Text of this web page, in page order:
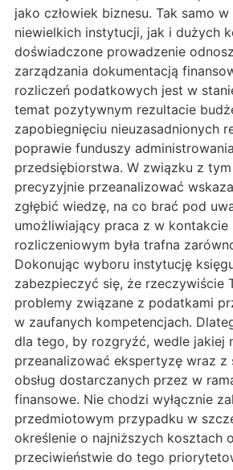
jako człowiek biznesu. Tak samo
niewielkich instytucji, jak i dużych
doświadczone prowadzenie
zarządzania dokumentacją
rozliczeń podatkowych jest w
temat pozytywnym rezultacie
zapobiegnięciu nieuzasadnionych
poprawie funduszy administrowania
przedsiębiorstwa. W związku z
precyzyjnie przeanalizować
zgłębić wiedzę, na co brać pod
umożliwiający praca z w kontakcie
rozliczeniowym była trafna
Dokonując wyboru instytucję
zabezpieczyć się, że rzeczywiście
problemy związane z podatkami
w zaufanych kompetencjach.
dla tego, by rozgryźć, wedle jakiej
przeanalizować ekspertyzę wraz z
obsług dostarczanych przez w
finansowe. Nie chodzi wyłącznie
przedmiotowym przypadku w
określenie o najniższych kosztach
przeciwieństwie do tego